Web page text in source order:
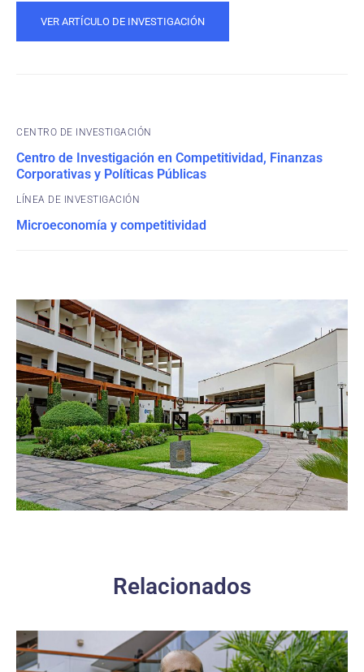
VER ARTÍCULO DE INVESTIGACIÓN
CENTRO DE INVESTIGACIÓN
Centro de Investigación en Competitividad, Finanzas
Corporativas y Políticas Públicas
Microeconomía y competitividad
Relacionados